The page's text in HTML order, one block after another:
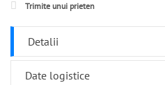
Trimite unui prieten
Detalii
Date logistice